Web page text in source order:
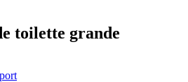
toilette grande